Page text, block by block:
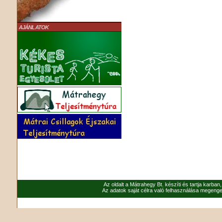
AJÁNLATOK
Az oldalt a Mátrahegy Bt. készíti és tartja
Az adatok saját célra való felhasználása